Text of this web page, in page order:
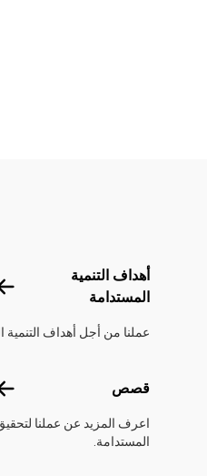
أهداف التنمية
المستدامة
عملنا من أجل أهداف التنمية
قصص
اعرف المزيد عن عملنا
المستدامة.